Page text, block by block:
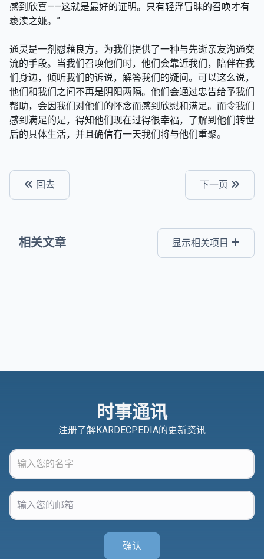
感到欣喜——这就是最好的证明。只有轻浮冒昧的召唤才有
亵渎之嫌。”
通灵是一剂慰藉良方，为我们提供了一种与先逝亲友沟通交
流的手段。当我们召唤他们时，他们会靠近我们，陪伴在我
们身边，倾听我们的诉说，解答我们的疑问。可以这么说，
他们和我们之间不再是阴阳两隔。他们会通过忠告给予我们
帮助，会因我们对他们的怀念而感到欣慰和满足。而令我们
感到满足的是，得知他们现在过得很幸福，了解到他们转世
后的具体生活，并且确信有一天我们将与他们重聚。
回去 下一页
相关文章 显示相关项目
时事通讯
注册了解KARDECPEDIA的更新资讯
确认